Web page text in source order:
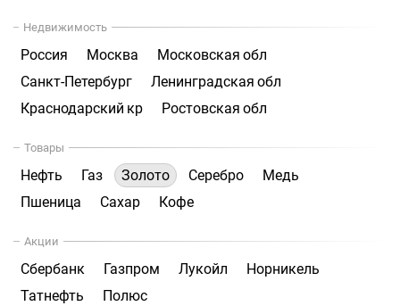
Недвижимость
Россия Москва
Московская обл
Санкт-Петербург
Ленинградская обл
Краснодарский кр
Ростовская обл
Товары
Нефть Газ Золото Серебро
Медь
Пшеница
Сахар Кофе
Акции
Сбербанк Газпром Лукойл
Норникель
Татнефть
Полюс